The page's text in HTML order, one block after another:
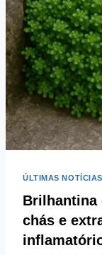
ÚLTIMAS NOTÍCIAS
Brilhantina
chás e